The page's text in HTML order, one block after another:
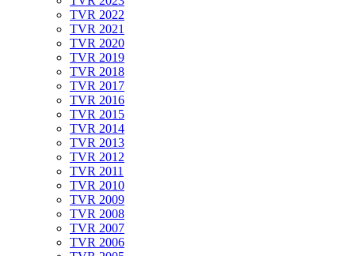
TVR 2022
TVR 2021
TVR 2020
TVR 2019
TVR 2018
TVR 2017
TVR 2016
TVR 2015
TVR 2014
TVR 2013
TVR 2012
TVR 2011
TVR 2010
TVR 2009
TVR 2008
TVR 2007
TVR 2006